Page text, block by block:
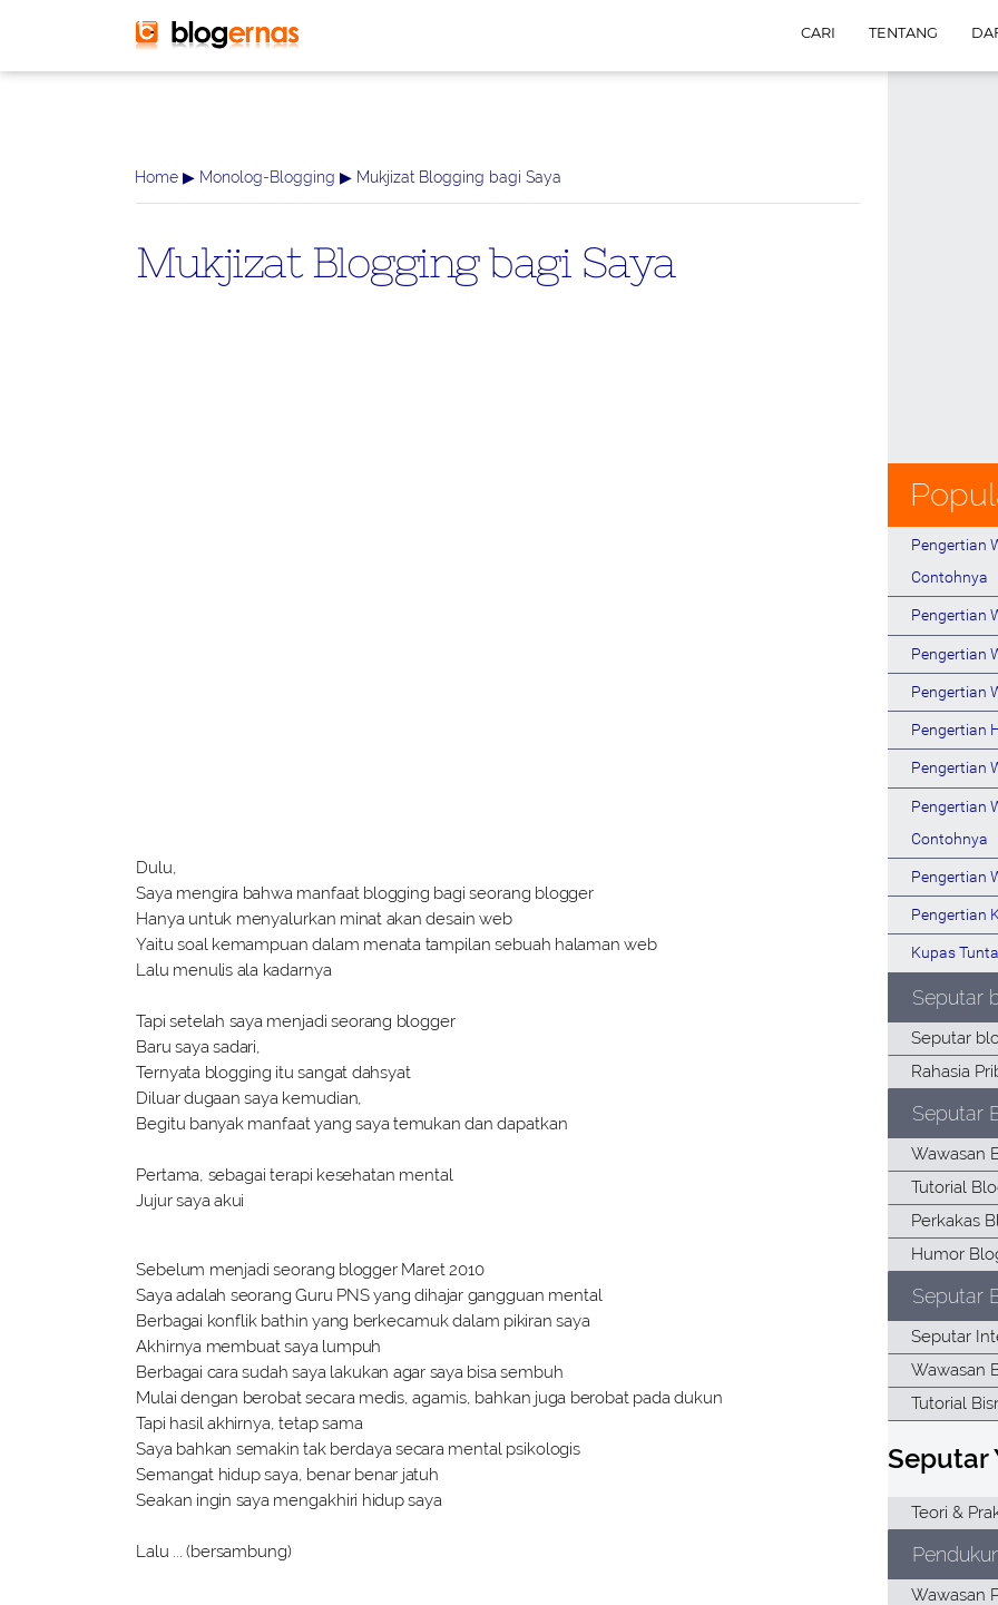
CARI TENTANG
Home▶ Monolog-Blogging▶ Mukjizat Blogging bagi Saya
Mukjizat Blogging bagi Saya
Dulu,
Saya mengira bahwa manfaat blogging bagi seorang blogger
Hanya untuk menyalurkan minat akan desain web
Yaitu soal kemampuan dalam menata tampilan sebuah halaman web
Lalu menulis ala kadarnya
Tapi setelah saya menjadi seorang blogger
Baru saya sadari,
Ternyata blogging itu sangat dahsyat
Diluar dugaan saya kemudian,
Begitu banyak manfaat yang saya temukan dan dapatkan
Pertama, sebagai terapi kesehatan mental
Jujur saya akui
Sebelum menjadi seorang blogger Maret 2010
Saya adalah seorang Guru PNS yang dihajar gangguan mental
Berbagai konflik bathin yang berkecamuk dalam pikiran saya
Akhirnya membuat saya lumpuh
Berbagai cara sudah saya lakukan agar saya bisa sembuh
Mulai dengan berobat secara medis, agamis, bahkan juga berobat pada dukun
Tapi hasil akhirnya, tetap sama
Saya bahkan semakin tak berdaya secara mental psikologis
Semangat hidup saya, benar benar jatuh
Seakan ingin saya mengakhiri hidup saya
Lalu ... (bersambung)
Pengertian
Contohnya
Pengertian
Pengertian
Pengertian
Pengertian
Pengertian
Pengertian
Contohnya
Pengertian
Pengertian
Kupas
Seputar
Seputar
Seputar
Seputar